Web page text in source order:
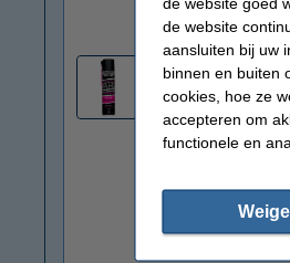
vergroten
de website
aansluiten bij uw
binnen en buiten
cookies, hoe ze
accepteren om
functionele en